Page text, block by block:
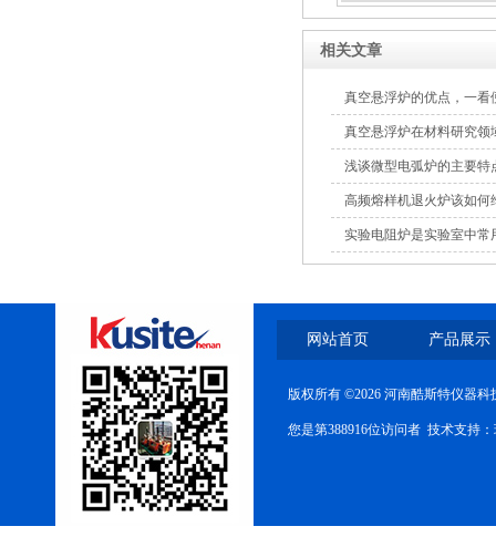
相关文章
真空悬浮炉的优点，一看
真空悬浮炉在材料研究领
浅谈微型电弧炉的主要特
高频熔样机退火炉该如何
实验电阻炉是实验室中常
网站首页 产品展示
版权所有 ©2026 河南酷斯特仪器
您是第388916位访问者 技术支持：